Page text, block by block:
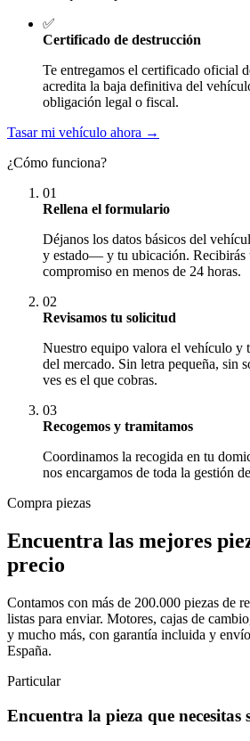
✅
Certificado de destrucción
Te entregamos el certificado oficial
acredita la baja definitiva del
obligación legal o fiscal.
Tasar mi vehículo ahora →
¿Cómo funciona?
01
Rellena el formulario
Déjanos los datos básicos del
y estado— y tu ubicación. Recibirás
compromiso en menos de 24 horas.
02
Revisamos tu solicitud
Nuestro equipo valora el vehículo y
del mercado. Sin letra pequeña, sin
ves es el que cobras.
03
Recogemos y tramitamos
Coordinamos la recogida en tu
nos encargamos de toda la gestión
Compra piezas
Encuentra las mejores
precio
Contamos con más de 200.000 piezas de
listas para enviar. Motores, cajas de
y mucho más, con garantía incluida y
España.
Particular
Encuentra la pieza que necesitas